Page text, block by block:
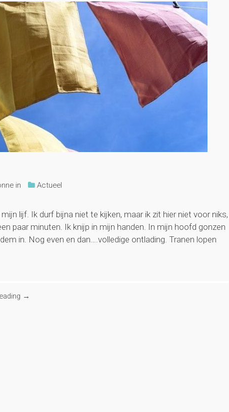
in Actueel
lijf. Ik durf bijna niet te kijken, maar ik zit hier niet voor niks,
paar minuten. Ik knijp in mijn handen. In mijn hoofd gonzen
in. Nog even en dan….volledige ontlading. Tranen lopen
→